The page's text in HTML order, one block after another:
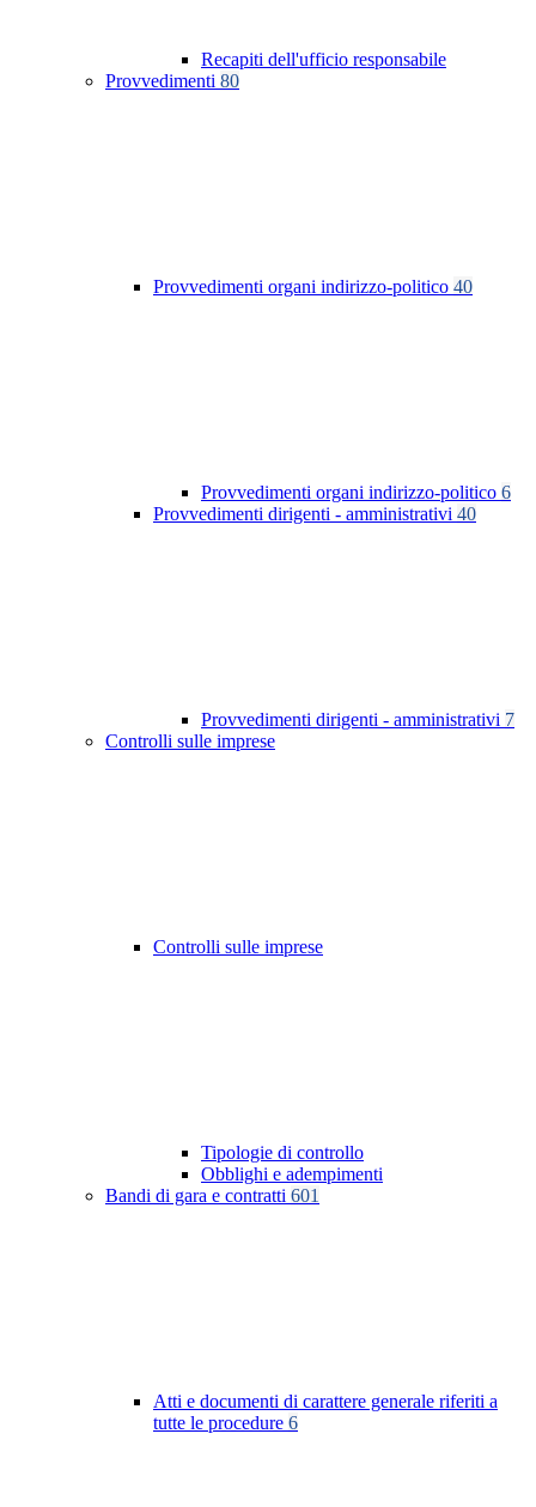
Recapiti dell'ufficio responsabile
Provvedimenti 80
Provvedimenti organi indirizzo-politico 40
Provvedimenti organi indirizzo-politico 6
Provvedimenti dirigenti - amministrativi 40
Provvedimenti dirigenti - amministrativi 7
Controlli sulle imprese
Controlli sulle imprese
Tipologie di controllo
Obblighi e adempimenti
Bandi di gara e contratti 601
Atti e documenti di carattere generale riferiti a
tutte le procedure 6